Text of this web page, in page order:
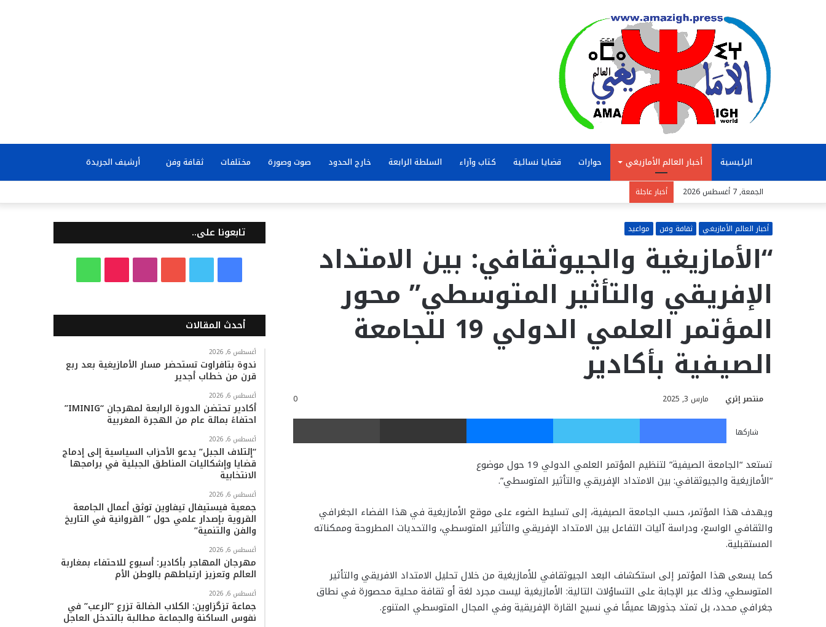
الرئيسية أخبار العالم الأمازيغي حوارات قضايا نسائية كتاب وآراء السلطة الرابعة خارج الحدود صوت وصورة مختلفات ثقافة وفن أرشيف الجريدة
عن
الجمعة, 7 أغسطس 2026 أخبار عاجلة
أخبار العالم الأمازيغي ثقافة وفن مواعيد
“الأمازيغية والجيوثقافي: بين الامتداد
الإفريقي والتأثير المتوسطي” محور
المؤتمر العلمي الدولي 19 للجامعة
الصيفية بأكادير
منتصر إثري مارس 3, 2025 0
شاركها
فيسبوك تويتر ماسنجر مشاركة عبر البريد
تستعد “الجامعة الصيفية” لتنظيم المؤتمر العلمي الدولي 19 حول موضوع
“الأمازيغية والجيوثقافي: بين الامتداد الإفريقي والتأثير المتوسطي”.
ويهدف هذا المؤتمر، حسب الجامعة الصيفية، إلى تسليط الضوء على موقع الأمازيغية في هذا الفضاء الجغرافي
والثقافي الواسع، ودراسة آليات التفاعل بين الامتداد الإفريقي والتأثير المتوسطي، والتحديات المطروحة وممكناته
المستقبلية.
كما يسعى هذا المؤتمر إلى استكشاف البعد الجيوثقافي للأمازيغية من خلال تحليل الامتداد الافريقي والتأثير
المتوسطي، وذلك عبر الإجابة على التساؤلات التالية: الأمازيغية ليست مجرد لغة أو ثقافة محلية محصورة في نطاق
جغرافي محدد، بل تمتد جذورها عميقًا في نسيج القارة الإفريقية وفي المجال المتوسطي المتنوع.
تابعونا على..
س
ب
و
ك
ي
ر
ت
و
س
ق
ا
k
o
ت
ا
أحدث المقالات
أغسطس 6, 2026
ندوة بتافراوت تستحضر مسار الأمازيغية بعد ربع
قرن من خطاب أجدير
أغسطس 6, 2026
أكادير تحتضن الدورة الرابعة لمهرجان “IMINIG”
احتفاءً بمائة عام من الهجرة المغربية
أغسطس 6, 2026
“إئتلاف الجبل” يدعو الأحزاب السياسية إلى إدماج
قضايا وإشكاليات المناطق الجبلية في برامجها
الانتخابية
أغسطس 6, 2026
جمعية فيستيفال تيفاوين توثق أعمال الجامعة
القروية بإصدار علمي حول ” القروانية في التاريخ
والفن والتنمية”
أغسطس 6, 2026
مهرجان المهاجر بأكادير: أسبوع للاحتفاء بمغاربة
العالم وتعزيز ارتباطهم بالوطن الأم
أغسطس 6, 2026
جماعة تزگزاوين: الكلاب الضالة تزرع “الرعب” في
نفوس الساكنة والجماعة مطالبة بالتدخل العاجل